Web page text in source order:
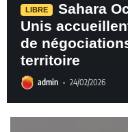
LIBRE
Sahara
Unis
de
territoire
admin 24/02/2026